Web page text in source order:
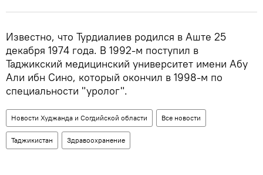
Известно, что Турдиалиев родился в Аште 25
декабря 1974 года. В 1992-м поступил в
Таджикский медицинский университет имени Абу
Али ибн Сино, который окончил в 1998-м по
специальности "уролог".
Новости Худжанда и Согдийской области Все новости
Таджикистан Здравоохранение